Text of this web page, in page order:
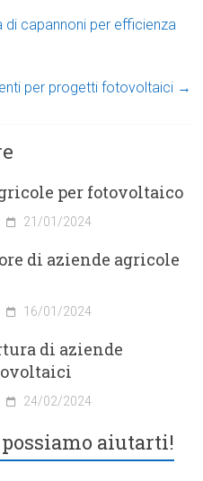
capannoni per efficienza
per progetti fotovoltaici →
per fotovoltaico
21/01/2024
di aziende agricole
16/01/2024
di aziende
24/02/2024
aiutarti!